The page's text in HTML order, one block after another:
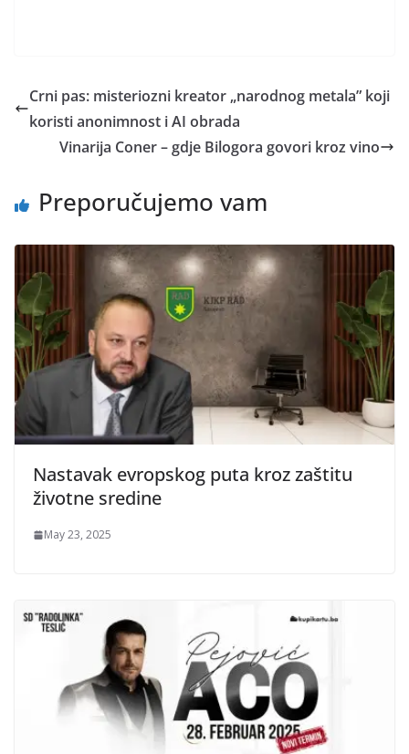
Crni pas: misteriozni kreator „narodnog metala” koji
koristi anonimnost i AI obrada
Vinarija Coner – gdje Bilogora govori kroz vino
Preporučujemo vam
Nastavak evropskog puta kroz zaštitu
životne sredine
May 23, 2025